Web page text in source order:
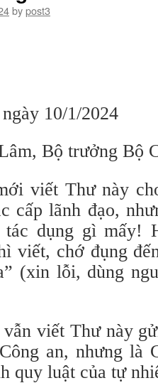
bypost3
10/1/2024
Bộ trưởng Bộ
viết Thư này
cấp lãnh đạo,
dụng gì mấy!
viết, chớ đụng
(xin lỗi, dùng
viết Thư này
an, nhưng là
quy luật của tự